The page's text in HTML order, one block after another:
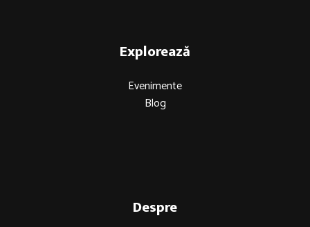
Explorează
Evenimente
Blog
Despre